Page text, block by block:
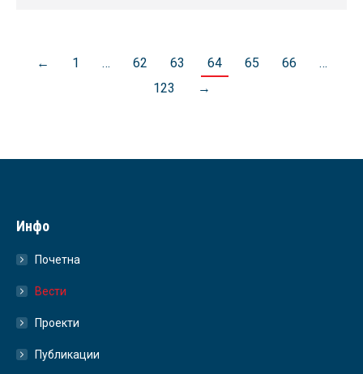
← 1 … 62 63 64 65 66
…
123
→
Инфо
Почетна
Вести
Проекти
Публикации